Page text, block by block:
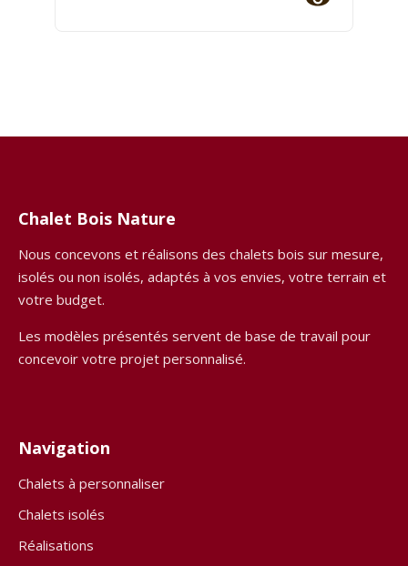
Chalet Bois Nature
Nous concevons et réalisons des chalets bois sur mesure,
isolés ou non isolés, adaptés à vos envies, votre terrain et
votre budget.
Les modèles présentés servent de base de travail pour
concevoir votre projet personnalisé.
Navigation
Chalets à personnaliser
Chalets isolés
Réalisations